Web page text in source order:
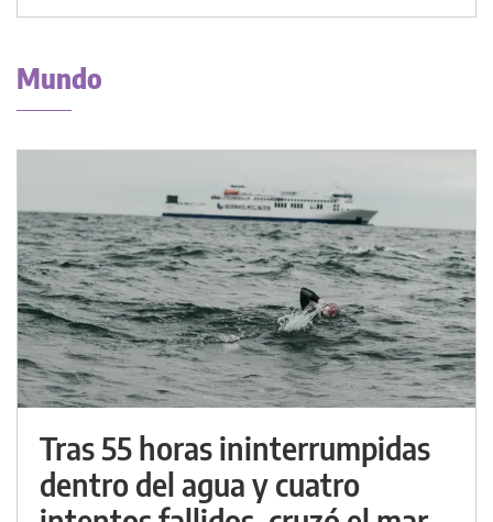
Mundo
Tras 55 horas ininterrumpidas
dentro del agua y cuatro